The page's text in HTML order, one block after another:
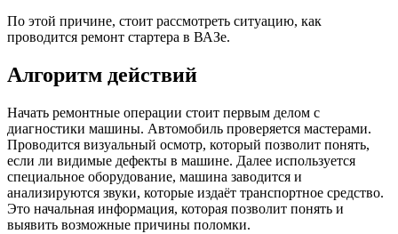
По этой причине, стоит рассмотреть ситуацию, как
проводится ремонт стартера в ВАЗе.
Алгоритм действий
Начать ремонтные операции стоит первым делом с
диагностики машины. Автомобиль проверяется мастерами.
Проводится визуальный осмотр, который позволит понять,
если ли видимые дефекты в машине. Далее используется
специальное оборудование, машина заводится и
анализируются звуки, которые издаёт транспортное средство.
Это начальная информация, которая позволит понять и
выявить возможные причины поломки.